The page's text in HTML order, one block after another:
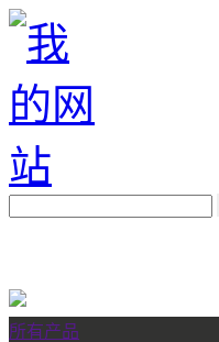
所有产品